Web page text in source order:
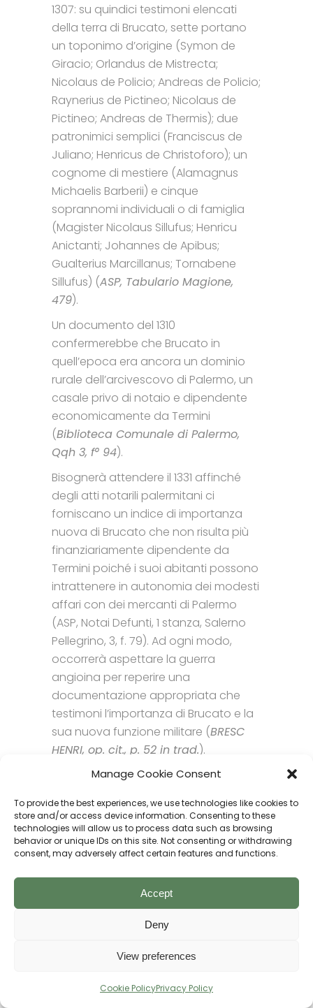
Manage Cookie Consent
To provide the best experiences, we use technologies like cookies to
store and/or access device information. Consenting to these
technologies will allow us to process data such as browsing
behavior or unique IDs on this site. Not consenting or withdrawing
consent, may adversely affect certain features and functions.
Accept
Deny
View preferences
Cookie PolicyPrivacy Policy
1307: su quindici testimoni elencati
della terra di Brucato, sette portano
un toponimo d’origine (Symon de
Giracio; Orlandus de Mistrecta;
Nicolaus de Policio; Andreas de Policio;
Raynerius de Pictineo; Nicolaus de
Pictineo; Andreas de Thermis); due
patronimici semplici (Franciscus de
Juliano; Henricus de Christoforo); un
cognome di mestiere (Alamagnus
Michaelis Barberii) e cinque
soprannomi individuali o di famiglia
(Magister Nicolaus Sillufus; Henricu
Anictanti; Johannes de Apibus;
Gualterius Marcillanus; Tornabene
Sillufus) (ASP, Tabulario Magione,
479).
Un documento del 1310
confermerebbe che Brucato in
quell’epoca era ancora un dominio
rurale dell’arcivescovo di Palermo, un
casale privo di notaio e dipendente
economicamente da Termini
(Biblioteca Comunale di Palermo,
Qqh 3, f° 94).
Bisognerà attendere il 1331 affinché
degli atti notarili palermitani ci
forniscano un indice di importanza
nuova di Brucato che non risulta più
finanziariamente dipendente da
Termini poiché i suoi abitanti possono
intrattenere in autonomia dei modesti
affari con dei mercanti di Palermo
(ASP, Notai Defunti, 1 stanza, Salerno
Pellegrino, 3, f. 79). Ad ogni modo,
occorrerà aspettare la guerra
angioina per reperire una
documentazione appropriata che
testimoni l’importanza di Brucato e la
sua nuova funzione militare (BRESC
HENRI, op. cit., p. 52 in trad.).